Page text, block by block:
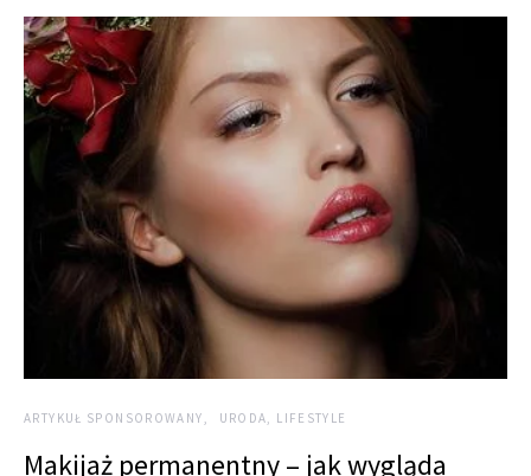
ARTYKUŁ SPONSOROWANY URODA, LIFESTYLE
Makijaż permanentny – jak wygląda